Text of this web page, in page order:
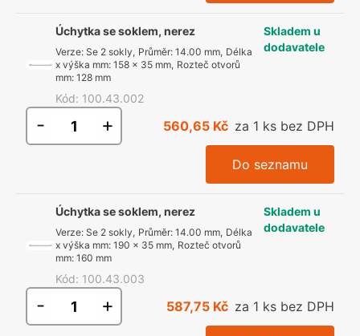
Úchytka se soklem, nerez
Verze: Se 2 sokly, Průměr: 14.00 mm, Délka
x výška mm: 158 x 35 mm, Rozteč otvorů
mm: 128 mm
Kód: 100.43.002
Skladem u
dodavatele
- + 560,65 Kč za 1 ks bez DPH
Do seznamu
Úchytka se soklem, nerez
Verze: Se 2 sokly, Průměr: 14.00 mm, Délka
x výška mm: 190 x 35 mm, Rozteč otvorů
mm: 160 mm
Kód: 100.43.003
Skladem u
dodavatele
- + 587,75 Kč za 1 ks bez DPH